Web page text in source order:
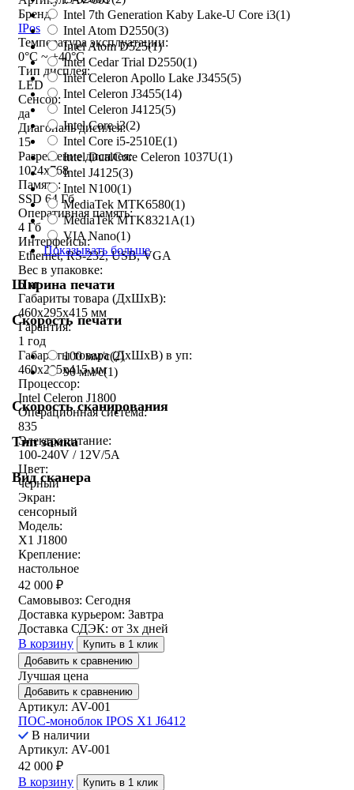
Intel 7th Generation Kaby Lake-U Core i3(1)
Intel Atom D2550(3)
Intel Atom D525(1)
Intel Cedar Trial D2550(1)
Intel Celeron Apollo Lake J3455(5)
Intel Celeron J3455(14)
Intel Celeron J4125(5)
Intel Core i3(2)
Intel Core i5-2510E(1)
Intel DualCore Celeron 1037U(1)
Intel J4125(3)
Intel N100(1)
MediaTek MTK6580(1)
MediaTek MTK8321A(1)
VIA Nano(1)
Показывать больше
Ширина печати
Скорость печати
100 мм/с(2)
90 мм/с(1)
Скорость сканирования
Тип замка
Вид сканера
Бренд:
IPos
Температура эксплуатации:
0°C ~ +40°C
Тип дисплея:
LED
Сенсор:
да
Диагональ дисплея:
15
Разрешение дисплея:
1024x768
Память:
SSD 64 Гб
Оперативная память:
4 Гб
Интерфейсы:
Ethernet, RS-232, USB, VGA
Вес в упаковке:
6 кг
Габариты товара (ДxШxВ):
460x295x415 мм
Гарантия:
1 год
Габариты товара (ДxШxВ) в уп:
460x295x415 мм
Процессор:
Intel Celeron J1800
Операционная система:
835
Электропитание:
100-240V / 12V/5A
Цвет:
черный
Экран:
сенсорный
Модель:
X1 J1800
Крепление:
настольное
42 000 ₽
Самовывоз: Сегодня
Доставка курьером: Завтра
Доставка СДЭК: от 3х дней
В корзину
Купить в 1 клик
Добавить к сравнению
Лучшая цена
Добавить к сравнению
Артикул: AV-001
ПОС-моноблок IPOS X1 J6412
В наличии
Артикул: AV-001
42 000 ₽
В корзину
Купить в 1 клик